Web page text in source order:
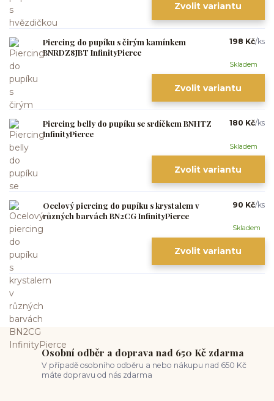
Zvolit variantu
Piercing do pupíku s čirým kamínkem
BNRDZ8JBT InfinityPierce
198 Kč/ks
Skladem
Zvolit variantu
Piercing belly do pupíku se srdíčkem BNHTZ
InfinityPierce
180 Kč/ks
Skladem
Zvolit variantu
Ocelový piercing do pupíku s krystalem v
různých barvách BN2CG InfinityPierce
90 Kč/ks
Skladem
Zvolit variantu
Osobní odběr a doprava nad 650 Kč zdarma
V případě osobního odběru a nebo nákupu nad 650 Kč
máte dopravu od nás zdarma